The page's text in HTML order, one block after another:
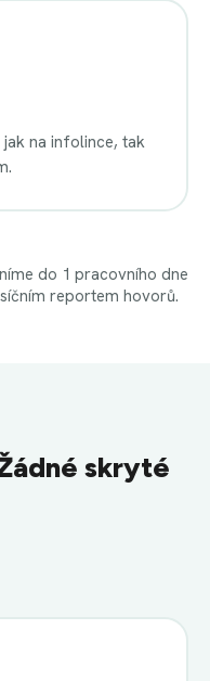
jak na infolince, tak
do 1 pracovního dne
reportem hovorů.
skryté